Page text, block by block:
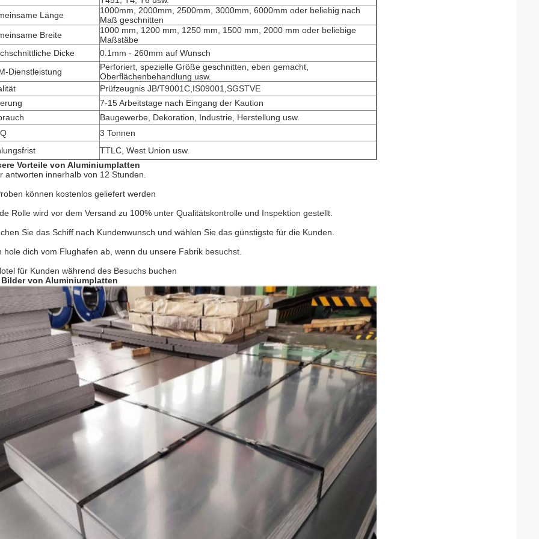
Länge
1000mm, 2000mm, 2500mm, 3000mm, 6000mm oder beliebig nach
Maß geschnitten
Breite
1000 mm, 1200 mm, 1250 mm, 1500 mm, 2000 mm oder beliebige
Maßstäbe
Dicke
0.1mm - 260mm auf Wunsch
Dienstleistung
Perforiert, spezielle Größe geschnitten, eben gemacht,
Oberflächenbehandlung usw.
Prüfzeugnis JB/T9001C,IS09001,SGSTVE
7-15 Arbeitstage nach Eingang der Kaution
Baugewerbe, Dekoration, Industrie, Herstellung usw.
3 Tonnen
TTLC, West Union usw.
Vorteile von Aluminiumplatten
antworten innerhalb von 12 Stunden.
können kostenlos geliefert werden
Rolle wird vor dem Versand zu 100% unter Qualitätskontrolle und Inspektion gestellt.
Sie das Schiff nach Kundenwunsch und wählen Sie das günstigste für die Kunden.
hole dich vom Flughafen ab, wenn du unsere Fabrik besuchst.
für Kunden während des Besuchs buchen
Bilder von Aluminiumplatten